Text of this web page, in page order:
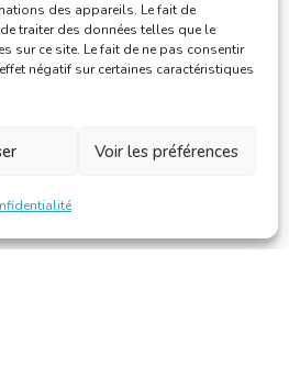
des appareils. Le fait de
traiter des données telles que le
sur ce site. Le fait de ne pas consentir
négatif sur certaines caractéristiques
Voir les préférences